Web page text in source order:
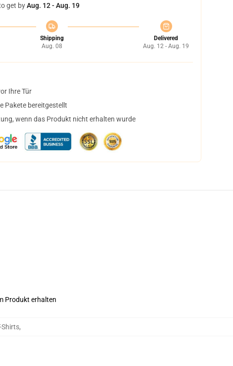
get byAug. 12 - Aug. 19
Shipping
Aug. 08
Delivered
Aug. 12 - Aug. 19
Ihre Tür
Pakete bereitgestellt
wenn das Produkt nicht erhalten wurde
Produkt erhalten
Shirts,